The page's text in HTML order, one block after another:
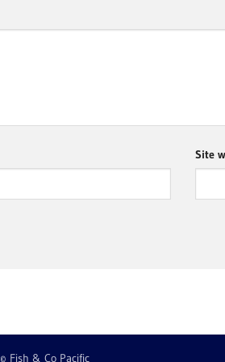
Site
© Fish & Co Pacific